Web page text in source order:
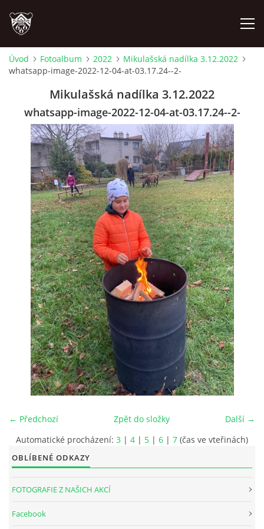
ÚVOD
PLÁNOVANÉ AKCE
PROBĚHLÉ AKCE
NOVINKY
FOTOALBUM
VIDEA
INTERNÍ SEKCE
KONTAKTY
Úvod Fotoalbum 2022
Mikulašská nadílka 3.12.2022
whatsapp-image-2022-12-04-at-03.17.24--2-
Mikulašská nadílka 3.12.2022
whatsapp-image-2022-12-04-at-03.17.24--2-
← Předchozí Další →
Zpět do složky
Automatické procházení: 3 | 4 | 5 | 6 | 7 (čas ve vteřinách)
OBLÍBENÉ ODKAZY
FOTOGRAFIE Z NAŠICH AKCÍ
Facebook